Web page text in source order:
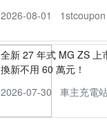
2026-08-01
全新 27 年式 MG ZS 上
換新不用 60 萬元！
2026-07-30
車主充電